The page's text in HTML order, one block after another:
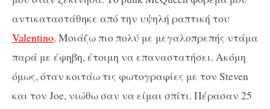
αντικαταστάθηκε από την υψηλή ραπτική του
Valentino. Μοιάζω πιο πολύ με μεγαλοπρεπής ντάμα
παρά με έφηβη, έτοιμη να επαναστατήσει. Ακόμη
όμως, όταν κοιτάω τις φωτογραφίες με τον Steven
και τον Joe, νιώθω σαν να είμαι σπίτι. Πέρασαν 25